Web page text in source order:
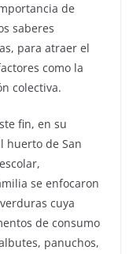
de
saberes
para atraer el
como la
colectiva.
fin, en su
huerto de San
se enfocaron
cuya
de consumo
panuchos,